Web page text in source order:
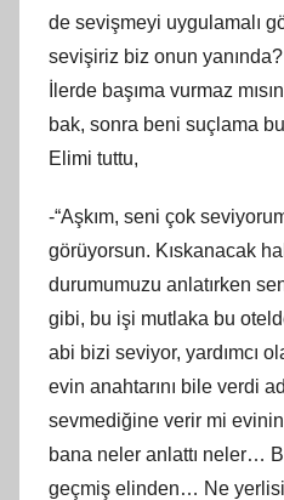
de sevişmeyi uygulamalı
sevişiriz biz onun yanında?
İlerde başıma vurmaz
bak, sonra beni suçlama
Elimi tuttu,
-“Aşkım, seni çok
görüyorsun. Kıskanacak
durumumuzu anlatırken
gibi, bu işi mutlaka bu
abi bizi seviyor, yardımcı
evin anahtarını bile verdi
sevmediğine verir mi
bana neler anlattı neler…
geçmiş elinden… Ne yerlisi